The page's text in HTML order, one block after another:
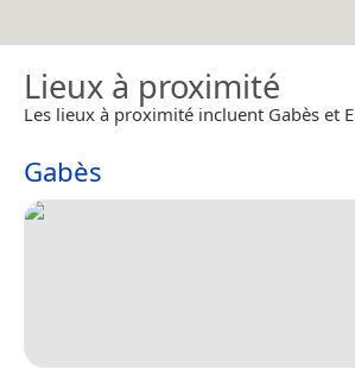
Lieux à proximité
Les lieux à proximité incluent Gabès et
Gabès